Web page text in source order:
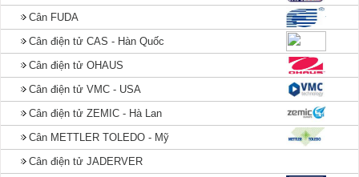
Cân FUDA
Cân điện tử CAS - Hàn Quốc
Cân điện tử OHAUS
Cân điện tử VMC - USA
Cân điện tử ZEMIC - Hà Lan
Cân METTLER TOLEDO - Mỹ
Cân điện tử JADERVER